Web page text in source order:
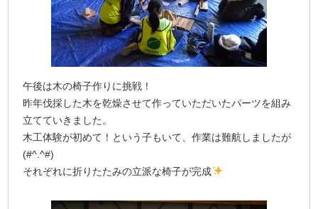
午後は木の椅子作りに挑戦！
昨年伐採した木を乾燥させて作っていただいたパーツを組み
立てていきました。
木工体験が初めて！という子もいて、作業は難航しましたが
(#^.^#)
それぞれに折りたたみの立派な椅子が完成